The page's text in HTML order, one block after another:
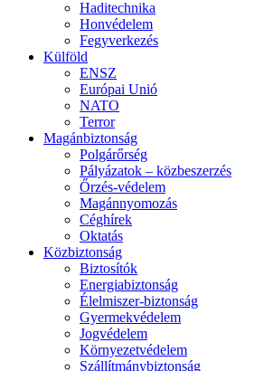
Haditechnika
Honvédelem
Fegyverkezés
Külföld
ENSZ
Európai Unió
NATO
Terror
Magánbiztonság
Polgárőrség
Pályázatok – közbeszerzés
Őrzés-védelem
Magánnyomozás
Céghírek
Oktatás
Közbiztonság
Biztosítók
Energiabiztonság
Élelmiszer-biztonság
Gyermekvédelem
Jogvédelem
Környezetvédelem
Szállítmánybiztonság